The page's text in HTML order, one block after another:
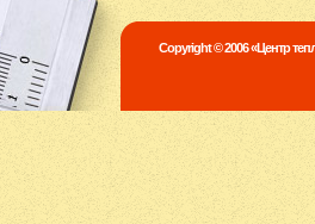
Copyright © 2006 «Центр